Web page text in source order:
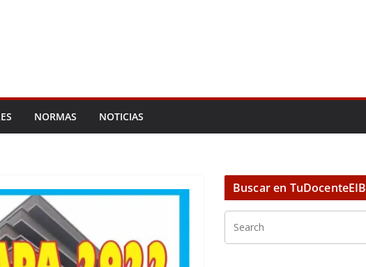
NORMAS NOTICIAS
Buscar en TuDocenteEIB